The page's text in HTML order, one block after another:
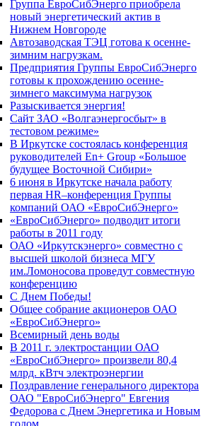
Группа ЕвроСибЭнерго приобрела
новый энергетический актив в
Нижнем Новгороде
Автозаводская ТЭЦ готова к осенне-
зимним нагрузкам.
Предприятия Группы ЕвроСибЭнерго
готовы к прохождению осенне-
зимнего максимума нагрузок
Разыскивается энергия!
Сайт ЗАО «Волгаэнергосбыт» в
тестовом режиме»
В Иркутске состоялась конференция
руководителей En+ Group «Большое
будущее Восточной Сибири»
6 июня в Иркутске начала работу
первая HR–конференция Группы
компаний ОАО «ЕвроСибЭнерго»
«ЕвроСибЭнерго» подводит итоги
работы в 2011 году
ОАО «Иркутскэнерго» совместно с
высшей школой бизнеса МГУ
им.Ломоносова проведут совместную
конференцию
С Днем Победы!
Общее собрание акционеров ОАО
«ЕвроСибЭнерго»
Всемирный день воды
В 2011 г. электростанции ОАО
«ЕвроСибЭнерго» произвели 80,4
млрд. кВтч электроэнергии
Поздравление генерального директора
ОАО "ЕвроСибЭнерго" Евгения
Федорова с Днем Энергетика и Новым